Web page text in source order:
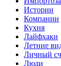
Истории
Компании
Кухня
Лайфхаки
Летние
Личный
Люди